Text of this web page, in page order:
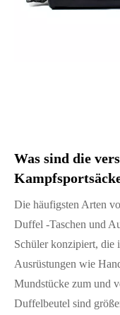
Was sind die
Die häufigsten Arten
Duffel -Taschen und
Schüler konzipiert, die
Ausrüstungen wie
Mundstücke zum und
Duffelbeutel sind